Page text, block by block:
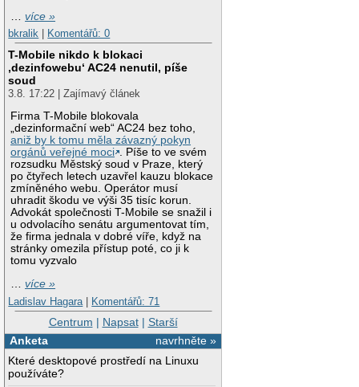
…více »
bkralik
Komentářů: 0
T-Mobile nikdo k blokaci
‚dezinfowebu‘ AC24 nenutil, píše
soud
3.8. 17:22 | Zajímavý článek
Firma T-Mobile blokovala
„dezinformační web“ AC24 bez toho,
aniž by k tomu měla závazný pokyn
orgánů veřejné moci . Píše to ve svém
rozsudku Městský soud v Praze, který
po čtyřech letech uzavřel kauzu blokace
zmíněného webu. Operátor musí
uhradit škodu ve výši 35 tisíc korun.
Advokát společnosti T-Mobile se snažil i
u odvolacího senátu argumentovat tím,
že firma jednala v dobré víře, když na
stránky omezila přístup poté, co ji k
tomu vyzvalo
…více »
Ladislav Hagara | Komentářů: 71
Centrum | Napsat| Starší
navrhněte »
Anketa
Které desktopové prostředí na Linuxu
používáte?